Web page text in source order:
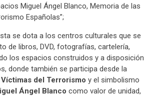
Miguel Ángel Blanco, Memoria de las
Españolas”;
se dota a los centros culturales que se
de libros, DVD, fotografías, cartelería,
los espacios construidos y a disposición
donde también se participa desde la
del Terrorismo y el simbolismo
Ángel Blanco como valor de unidad,